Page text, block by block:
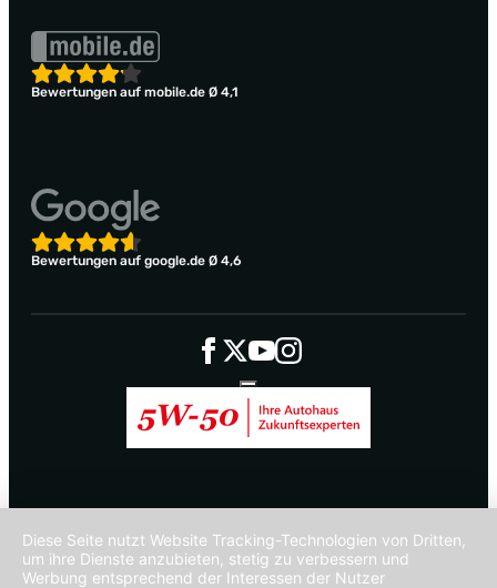
Bewertungen auf mobile.de Ø 4,1
Bewertungen auf google.de Ø 4,6
Diese Seite nutzt Website Tracking-Technologien von Dritten,
um ihre Dienste anzubieten, stetig zu verbessern und
Werbung entsprechend der Interessen der Nutzer